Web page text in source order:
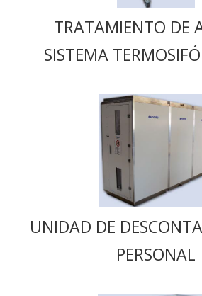
TRATAMIENTO DE
SISTEMA
UNIDAD DE
PERSONAL